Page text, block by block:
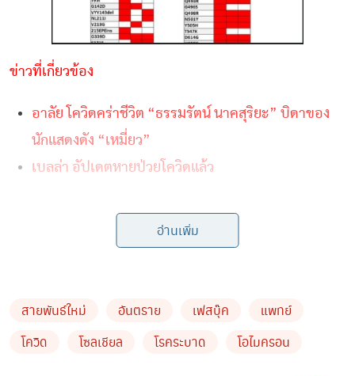
ข่าวที่เกี่ยวข้อง
อาลัย โควิดคร่าชีวิต “ธรรมรัตน์ นาคสุริยะ” บิดาของ
นักแสดงดัง “เหมี่ยว”
เบลล่า อัปเดตหายป่วยโควิดแล้ว
โควิด- 19 สายพันธุ์โอมิครอน BA.2 มีแนวโน้มที่จะพบมาก
มิครอน ที่พบในเขตกรุงเทพมหานคร จะเห็นว่าสายพันธุ์ที่
อ่านเพิ่ม
สายพันธ์ใหม่ อันตราย เฟสบุ๊ค
แพทย์
โควิด
โซลเชียล โรคระบาด โอไมครอน